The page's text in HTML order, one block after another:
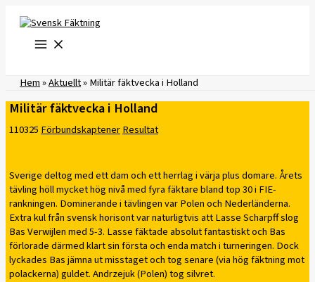
innehåll
Hem»Aktuellt»Militär fäktvecka i Holland
Militär fäktvecka i Holland
110325FörbundskaptenerResultat
Sverige deltog med ett dam och ett herrlag i värja plus domare. Årets
tävling höll mycket hög nivå med fyra fäktare bland top 30 i FIE-
rankningen. Dominerande i tävlingen var Polen och Nederländerna.
Extra kul från svensk horisont var naturligtvis att Lasse Scharpff slog
Bas Verwijlen med 5-3. Lasse fäktade absolut fantastiskt och Bas
förlorade därmed klart sin första och enda match i turneringen. Dock
lyckades Bas jämna ut misstaget och tog senare (via hög fäktning mot
polackerna) guldet. Andrzejuk (Polen) tog silvret.